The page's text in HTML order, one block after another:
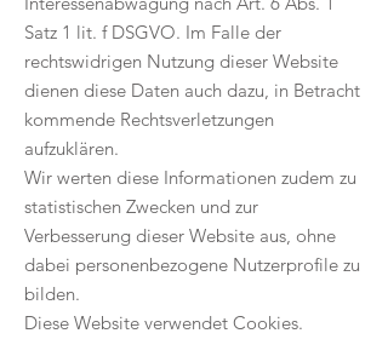
Satz 1 lit. f DSGVO. Im Falle der
rechtswidrigen Nutzung dieser Website
dienen diese Daten auch dazu, in Betracht
kommende Rechtsverletzungen
aufzuklären.
Wir werten diese Informationen zudem zu
statistischen Zwecken und zur
Verbesserung dieser Website aus, ohne
dabei personenbezogene Nutzerprofile zu
bilden.
Diese Website verwendet Cookies.